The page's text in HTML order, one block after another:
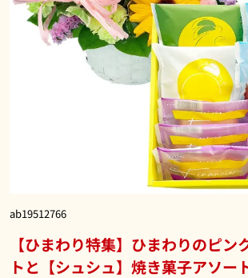
ab19512766
【ひまわり特集】ひまわりのピン
トと【シュシュ】焼き菓子アソー